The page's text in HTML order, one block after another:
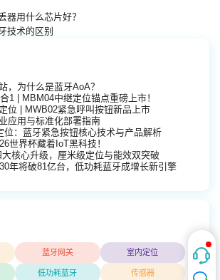
器用什么芯片好？
技术的区别
，为什么是蓝牙AoA？
1 | MBM04中继定位锚点重磅上市！
位 | MWB02紧急呼叫按钮新品上市
应用与标准化部署指南
位：蓝牙紧急按钮核心技术与产品解析
世界杯藏着IoT黑科技！
核心升级，厘米级定位与能效双突破
年将破81亿台，低功耗蓝牙成增长新引擎
蓝牙网关 室内定位
低功耗蓝牙 传感器